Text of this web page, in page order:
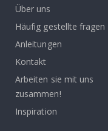
Über uns
Häufig gestellte fragen
Anleitungen
Kontakt
Arbeiten sie mit uns
zusammen!
Inspiration